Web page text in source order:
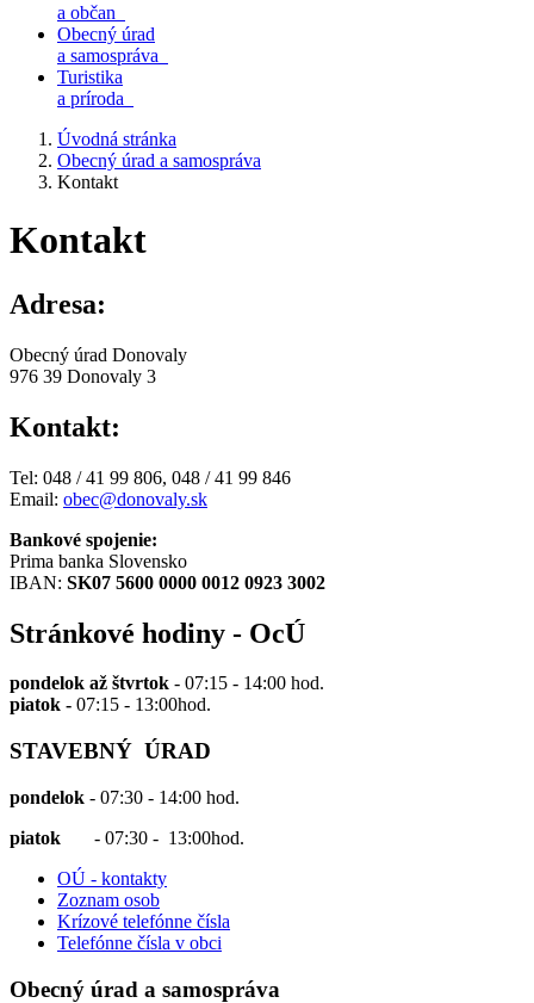
a občan
Obecný úrad
a samospráva
Turistika
a príroda
Úvodná stránka
Obecný úrad a samospráva
Kontakt
Kontakt
Adresa:
Obecný úrad Donovaly
976 39 Donovaly 3
Kontakt:
Tel: 048 / 41 99 806, 048 / 41 99 846
Email: obec@donovaly.sk
Bankové spojenie:
Prima banka Slovensko
IBAN: SK07 5600 0000 0012 0923 3002
Stránkové hodiny - OcÚ
pondelok až štvrtok - 07:15 - 14:00 hod.
piatok - 07:15 - 13:00hod.
STAVEBNÝ ÚRAD
pondelok - 07:30 - 14:00 hod.
piatok - 07:30 - 13:00hod.
OÚ - kontakty
Zoznam osob
Krízové telefónne čísla
Telefónne čísla v obci
Obecný úrad a samospráva